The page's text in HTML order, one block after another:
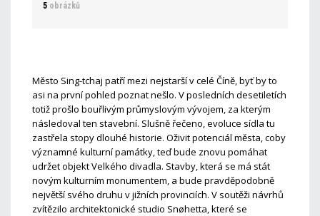
5 obrázků
Město Sing-tchaj patří mezi nejstarší v celé Číně, byť by to
asi na první pohled poznat nešlo. V posledních desetiletích
totiž prošlo bouřlivým průmyslovým vývojem, za kterým
následoval ten stavební. Slušně řečeno, evoluce sídla tu
zastřela stopy dlouhé historie. Oživit potenciál města, coby
významné kulturní památky, teď bude znovu pomáhat
udržet objekt Velkého divadla. Stavby, která se má stát
novým kulturním monumentem, a bude pravděpodobně
největší svého druhu v jižních provinciích. V soutěži návrhů
zvítězilo architektonické studio Snøhetta, které se